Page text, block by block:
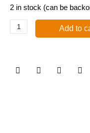
2 in stock (can be
Add to